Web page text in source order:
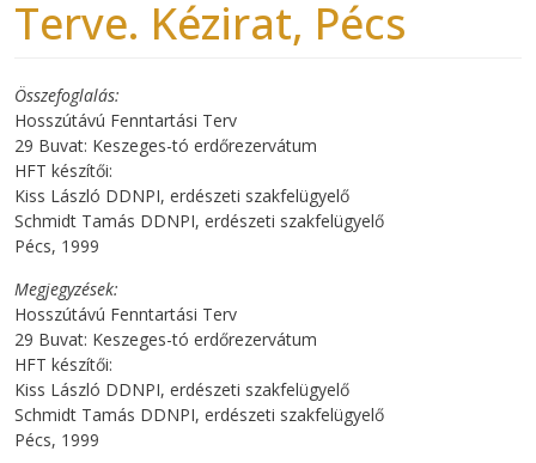
Terve. Kézirat, Pécs
Összefoglalás
Hosszútávú Fenntartási Terv
29 Buvat: Keszeges-tó erdőrezervátum
HFT készítői:
Kiss László DDNPI, erdészeti szakfelügyelő
Schmidt Tamás DDNPI, erdészeti szakfelügyelő
Pécs, 1999
Megjegyzések
Hosszútávú Fenntartási Terv
29 Buvat: Keszeges-tó erdőrezervátum
HFT készítői:
Kiss László DDNPI, erdészeti szakfelügyelő
Schmidt Tamás DDNPI, erdészeti szakfelügyelő
Pécs, 1999